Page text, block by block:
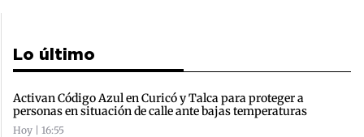
Lo último
Activan Código Azul en Curicó y Talca para proteger a
personas en situación de calle ante bajas temperaturas
Hoy | 16:55